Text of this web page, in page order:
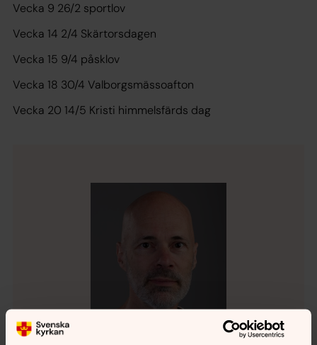
Vecka 9 26/2 sportlov
Vecka 14 2/4 Skärtorsdagen
Vecka 15 9/4 påsklov
Vecka 18 30/4 Valborgsmässoafton
Vecka 20 14/5 Kristi himmelsfärds dag